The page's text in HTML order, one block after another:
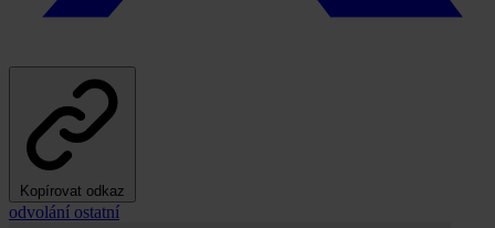
Kopírovat odkaz
odvolání ostatní